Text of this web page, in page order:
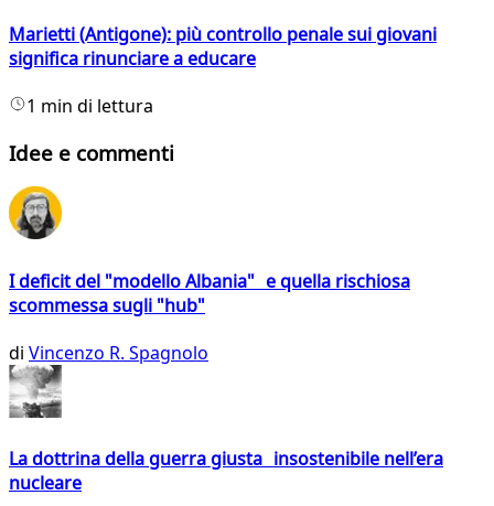
Marietti (Antigone): più controllo penale sui giovani
significa rinunciare a educare
1 min di lettura
Idee e commenti
I deficit del "modello Albania" e quella rischiosa
scommessa sugli "hub"
di Vincenzo R. Spagnolo
La dottrina della guerra giusta insostenibile nell’era
nucleare